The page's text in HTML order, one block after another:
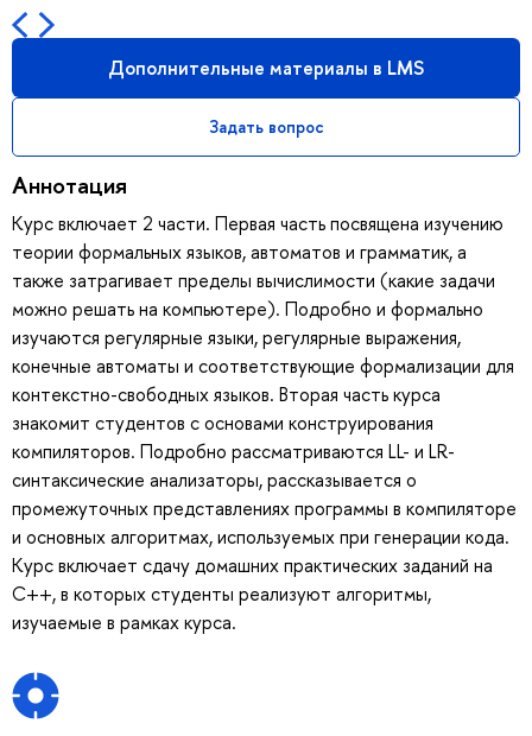
Дополнительные материалы в LMS
Задать вопрос
Аннотация
Курс включает 2 части. Первая часть посвящена изучению
теории формальных языков, автоматов и грамматик, а
также затрагивает пределы вычислимости (какие задачи
можно решать на компьютере). Подробно и формально
изучаются регулярные языки, регулярные выражения,
конечные автоматы и соответствующие формализации для
контекстно-свободных языков. Вторая часть курса
знакомит студентов с основами конструирования
компиляторов. Подробно рассматриваются LL- и LR-
синтаксические анализаторы, рассказывается о
промежуточных представлениях программы в компиляторе
и основных алгоритмах, используемых при генерации кода.
Курс включает сдачу домашних практических заданий на
C++, в которых студенты реализуют алгоритмы,
изучаемые в рамках курса.